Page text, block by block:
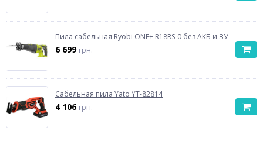
Пила сабельная Ryobi ONE+ R18RS-0 без АКБ и ЗУ
6 699 грн.
Сабельная пила Yato YT-82814
4 106 грн.